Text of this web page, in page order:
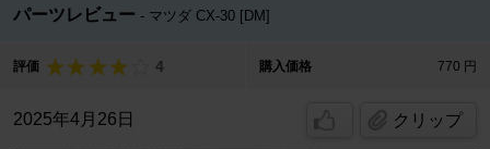
パーツレビュー マツダ CX-30 [DM]
評価 4 購入価格 770 円
2025年4月26日 クリップ